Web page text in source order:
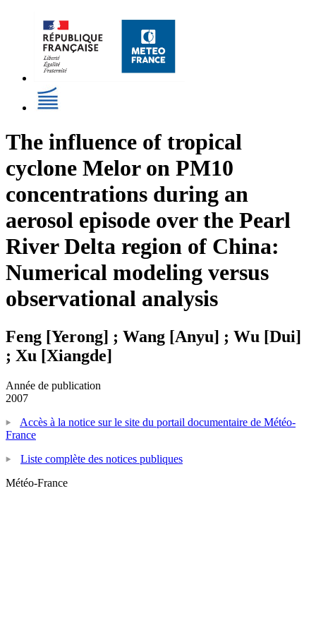
The influence of tropical
cyclone Melor on PM10
concentrations during an
aerosol episode over the Pearl
River Delta region of China:
Numerical modeling versus
observational analysis
Feng [Yerong] ; Wang [Anyu] ; Wu [Dui]
; Xu [Xiangde]
Année de publication
2007
Accès à la notice sur le site du portail documentaire de Météo-
France
Liste complète des notices publiques
Météo-France